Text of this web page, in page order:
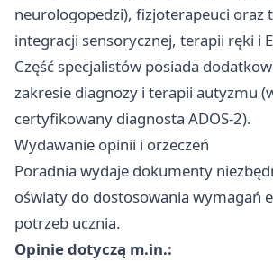
neurologopedzi), fizjoterapeuci oraz
integracji sensorycznej, terapii ręki i
Część specjalistów posiada
zakresie diagnozy i terapii autyzmu
certyfikowany diagnosta ADOS-2).
Wydawanie opinii i orzeczeń
Poradnia wydaje dokumenty
oświaty do dostosowania wymagań
potrzeb ucznia.
Opinie dotyczą m.in.: